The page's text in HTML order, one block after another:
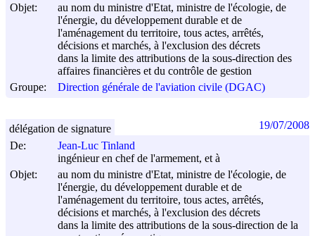
Objet:
au nom du ministre d'Etat, ministre de l'écologie, de
l'énergie, du développement durable et de
l'aménagement du territoire, tous actes, arrêtés,
décisions et marchés, à l'exclusion des décrets
dans la limite des attributions de la sous-direction des
affaires financières et du contrôle de gestion
Groupe:
Direction générale de l'aviation civile (DGAC)
De:
Jean-Luc Tinland
ingénieur en chef de l'armement, et à
Objet:
au nom du ministre d'Etat, ministre de l'écologie, de
l'énergie, du développement durable et de
l'aménagement du territoire, tous actes, arrêtés,
décisions et marchés, à l'exclusion des décrets
dans la limite des attributions de la sous-direction de la
délégation de signature 19/07/2008